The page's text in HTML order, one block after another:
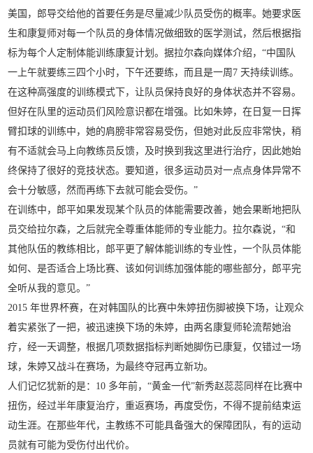
美国，郎导交给他的首要任务是尽量减少队员受伤的概率。她要求医
生和康复师对每一个队员的身体情况做细致的医学测试，然后根据指
标为每个人定制体能训练康复计划。据拉尔森向媒体介绍，“中国队
一上午就要练三四个小时，下午还要练，而且是一周7 天持续训练。
在这种高强度的训练模式下，让队员保持良好的身体状态并不容易。
但好在队里的运动员们风险意识都在增强。比如朱婷，在日复一日挥
臂扣球的训练中，她的肩膀非常容易受伤，但她对此反应非常快，稍
有不适就会马上向教练员反馈，及时换到我这里进行治疗，因此她始
终保持了很好的竞技状态。要知道，很多运动员对一点点身体异常不
会十分敏感，然而再练下去就可能会受伤。”
在训练中，郎平如果发现某个队员的体能需要改善，她会果断地把队
员交给拉尔森，之后就完全尊重体能师的专业能力。拉尔森说，“和
其他队伍的教练相比，郎平更了解体能训练的专业性，一个队员体能
如何、是否适合上场比赛、该如何训练加强体能的哪些部分，郎平完
全听从我的意见。”
2015 年世界杯赛，在对韩国队的比赛中朱婷扭伤脚被换下场，让观众
着实紧张了一把，被迅速换下场的朱婷，由两名康复师轮流帮她治
疗，经一天调整，根据几项数据指标判断她脚伤已康复，仅错过一场
球，朱婷又战斗在赛场，为最终夺冠再立新功。
人们记忆犹新的是：10 多年前，“黄金一代”新秀赵蕊蕊同样在比赛中
扭伤，经过半年康复治疗，重返赛场，再度受伤，不得不提前结束运
动生涯。在那些年代，主教练不可能具备强大的保障团队，有的运动
员就有可能为受伤付出代价。